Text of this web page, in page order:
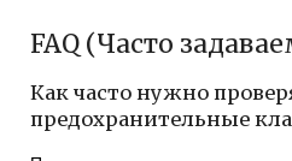
FAQ (Часто
Как часто нужно
предохранительные